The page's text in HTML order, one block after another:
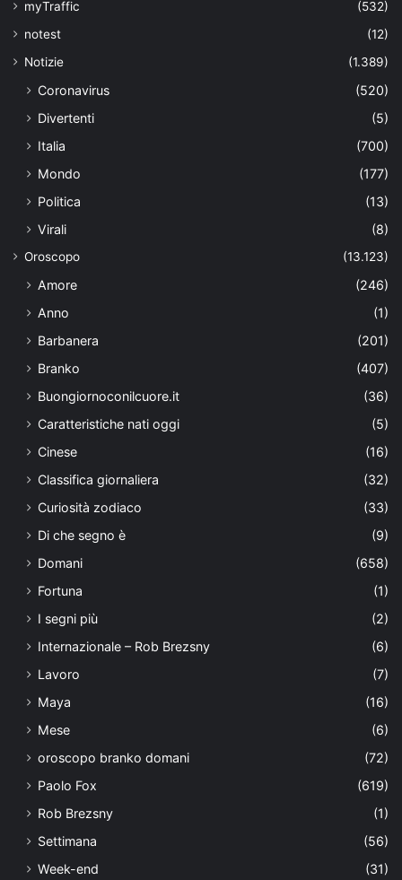
myTraffic
(532)
notest
(12)
Notizie
(1.389)
Coronavirus
(520)
Divertenti
(5)
Italia
(700)
Mondo
(177)
Politica
(13)
Virali
(8)
Oroscopo (13.123)
Amore
(246)
Anno
(1)
Barbanera
(201)
Branko
(407)
Buongiornoconilcuore.it
(36)
Caratteristiche nati oggi
(5)
Cinese
(16)
Classifica giornaliera
(32)
Curiosità zodiaco
(33)
Di che segno è
(9)
Domani
(658)
Fortuna
(1)
I segni più
(2)
Internazionale – Rob Brezsny
(6)
Lavoro
(7)
Maya
(16)
Mese
(6)
oroscopo branko domani
(72)
Paolo Fox
(619)
Rob Brezsny
(1)
Settimana
(56)
Week-end
(31)